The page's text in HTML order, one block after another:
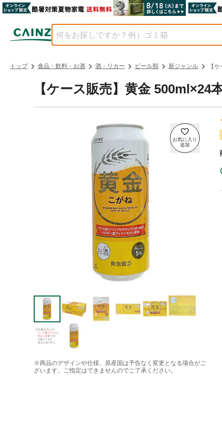
トップ 食品・飲料・お酒 酒・リカー ビール類 新ジャンル 【
【ケース販売】黄金 500ml×24
※商品のデザインや仕様、原産国は予告なく変更となる場合がご
ざいます。ご指定はできませんのでご了承ください。